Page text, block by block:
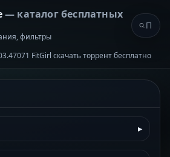
— каталог бесплатных
фильтры
FitGirl скачать торрент бесплатно
▸